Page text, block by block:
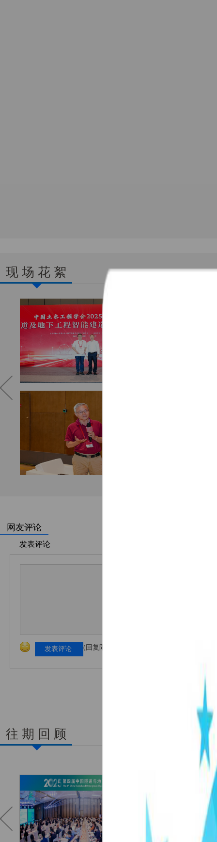
现 场 花 絮
网友评论
发表评论
发表评论 (回复限1000字以内！)
往 期 回 顾